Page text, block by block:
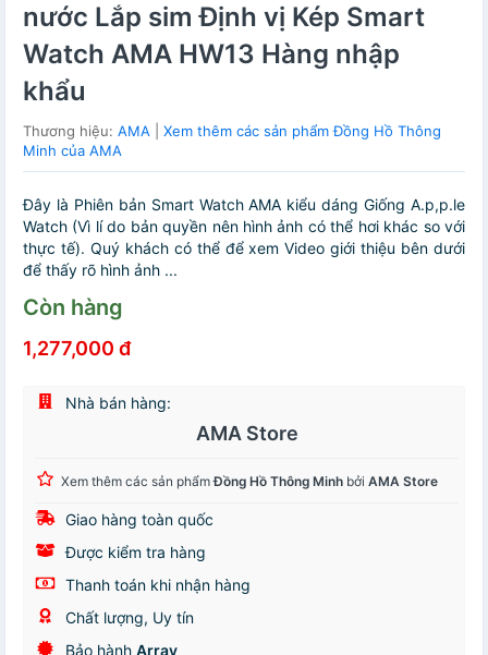
nước Lắp sim Định vị Kép Smart
Watch AMA HW13 Hàng nhập
khẩu
Thương hiệu: AMA
Xem thêm các sản phẩm Đồng Hồ Thông
Minh của AMA
Đây là Phiên bản Smart Watch AMA kiểu dáng Giống A.p,p.le
Watch (Vì lí do bản quyền nên hình ảnh có thể hơi khác so với
thực tế). Quý khách có thể để xem Video giới thiệu bên dưới
để thấy rõ hình ảnh ...
Còn hàng
1,277,000 đ
Nhà bán hàng:
AMA Store
Xem thêm các sản phẩmĐồng Hồ Thông Minh bởi AMA Store
Giao hàng toàn quốc
Được kiểm tra hàng
Thanh toán khi nhận hàng
Chất lượng, Uy tín
Bảo hành Array